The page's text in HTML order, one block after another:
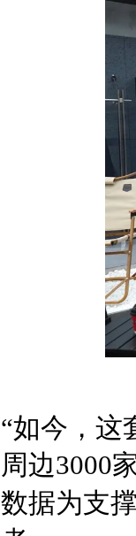
“如今，这
周边3000
数据为支